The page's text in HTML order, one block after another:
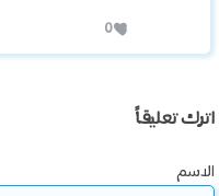
0
اترك تعليقاً
الاسم